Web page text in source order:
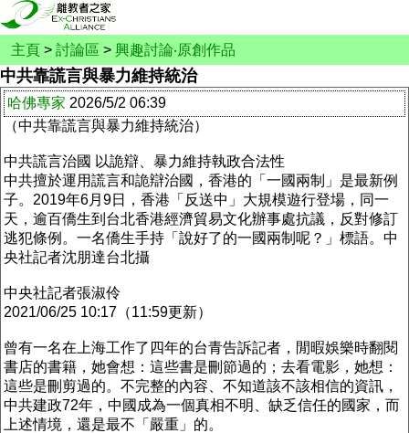
主頁 > 討論區 > 興趣討論‧原創作品
中共靠謊言與暴力維持統治
哈佛專家 2026/5/2 06:39
（中共靠謊言與暴力維持統治）
中共謊言治國 以詭辯、暴力維持執政合法性
中共擅於運用謊言和詭辯治國，香港的「一國兩制」是最新例
子。2019年6月9日，香港「反送中」大規模遊行登場，同一
天，逾百僑生到台北香港經濟貿易文化辦事處抗議，反對修訂
逃犯條例。一名僑生手持「說好了的一國兩制呢？」標語。中
央社記者沈朋達台北攝
中央社記者張淑伶
2021/06/25 10:17（11:59更新）
曾有一名在上海工作了四年的台青告訴記者，閒暇娛樂時翻閱
書店的書籍，她會想：這些書是刪節過的；去看電影，她想：
這些是刪剪過的。不完整的內容、不知道該不該相信的資訊，
中共建政72年，中國成為一個真相不明、缺乏信任的國家，而
上述情境，還是最不「嚴重」的。